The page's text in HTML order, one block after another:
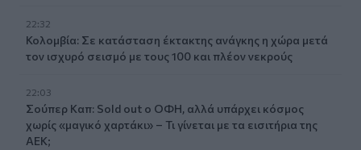
22:32
Κολομβία: Σε κατάσταση έκτακτης ανάγκης η χώρα μετά
τον ισχυρό σεισμό με τους 100 και πλέον νεκρούς
22:03
Σούπερ Καπ: Sold out ο ΟΦΗ, αλλά υπάρχει κόσμος
χωρίς «μαγικό χαρτάκι» – Τι γίνεται με τα εισιτήρια της
ΑΕΚ;